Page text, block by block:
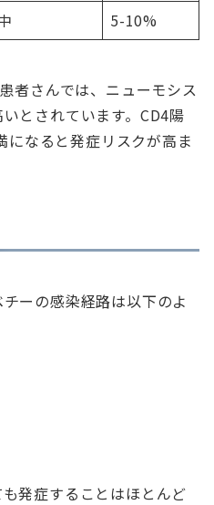
5-10%
者さんでは、ニューモシス
とされています。CD4陽
なると発症リスクが高ま
ーの感染経路は以下のよ
発症することはほとんど